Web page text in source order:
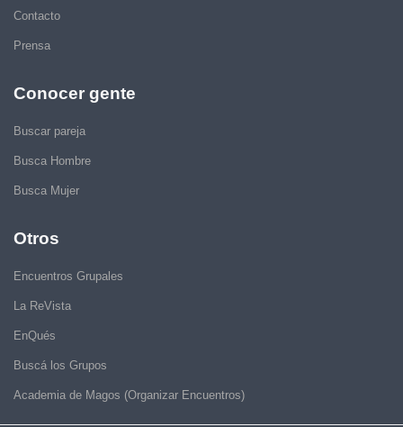
Contacto
Prensa
Conocer gente
Buscar pareja
Busca Hombre
Busca Mujer
Otros
Encuentros Grupales
La ReVista
EnQués
Buscá los Grupos
Academia de Magos (Organizar Encuentros)